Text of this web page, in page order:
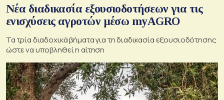
Νέα διαδικασία εξουσιοδοτήσεων για τις
ενισχύσεις αγροτών μέσω myAGRO
Τα τρία διαδοχικά βήματα για τη διαδικασία εξουσιοδότησης
ώστε να υποβληθεί η αίτηση